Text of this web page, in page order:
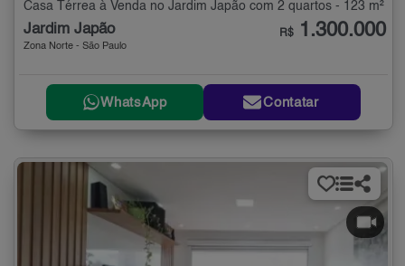
Casa Térrea à Venda no Jardim Japão com 2 quartos - 123 m²
Jardim Japão
Zona Norte - São Paulo
R$ 1.300.000
WhatsApp Contatar